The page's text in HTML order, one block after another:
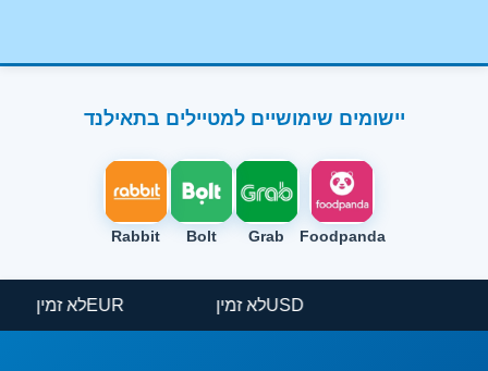
יישומים שימושיים למטיילים בתאילנד
Foodpanda
Grab
Bolt
Rabbit
USDלא זמין EURלא זמין